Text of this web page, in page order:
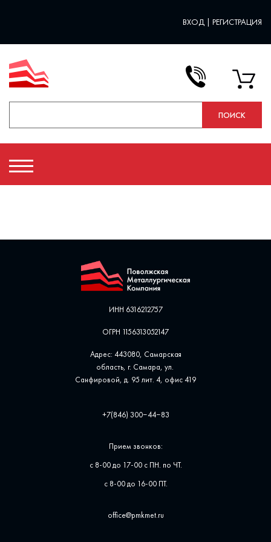
ВХОД | РЕГИСТРАЦИЯ
ИНН 6316212757
ОГРН 1156313052147
Адрес: 443080, Самарская
область, г. Самара, ул. ​
Санфировой, д. 95 лит. 4, офис ​419
+7(846) 300‒44‒83
Прием звонков:
с 8-00 до 17-00 с ПН. по ЧТ.
с 8-00 до 16-00 ПТ.
office@pmkmet.ru